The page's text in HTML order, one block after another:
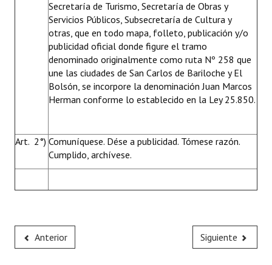
Secretaría de Turismo, Secretaría de Obras y
Servicios Públicos, Subsecretaría de Cultura y
otras, que en todo mapa, folleto, publicación y/o
publicidad oficial donde figure el tramo
denominado originalmente como ruta Nº 258 que
une las ciudades de San Carlos de Bariloche y El
Bolsón, se incorpore la denominación Juan Marcos
Herman conforme lo establecido en la Ley 25.850.
Art. 2°) Comuníquese. Dése a publicidad. Tómese razón.
Cumplido, archívese.
Anterior Siguiente